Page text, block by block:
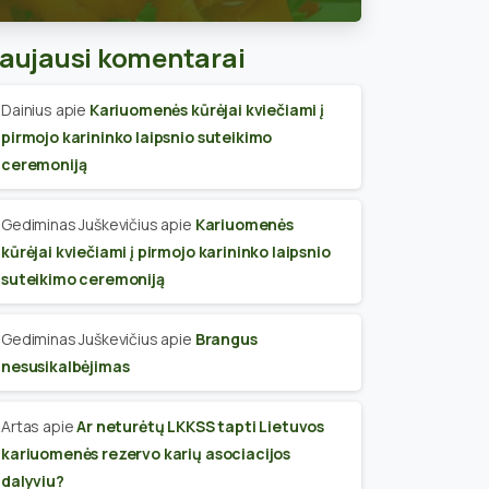
skyriaus narius
komentarai
Dainius apie Kariuomenės kūrėjai kviečiami į
pirmojo karininko laipsnio suteikimo
ceremoniją
Gediminas Juškevičius apie Kariuomenės
kūrėjai kviečiami į pirmojo karininko laipsnio
suteikimo ceremoniją
Gediminas Juškevičius apie Brangus
nesusikalbėjimas
Artas apieAr neturėtų LKKSS tapti Lietuvos
kariuomenės rezervo karių asociacijos
dalyviu?